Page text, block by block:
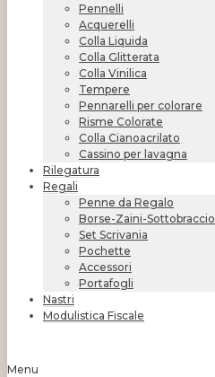
Pennelli
Acquerelli
Colla Liquida
Colla Glitterata
Colla Vinilica
Tempere
Pennarelli per colorare
Risme Colorate
Colla Cianoacrilato
Cassino per lavagna
Rilegatura
Regali
Penne da Regalo
Borse-Zaini-Sottobraccio
Set Scrivania
Pochette
Accessori
Portafogli
Nastri
Modulistica Fiscale
Menu